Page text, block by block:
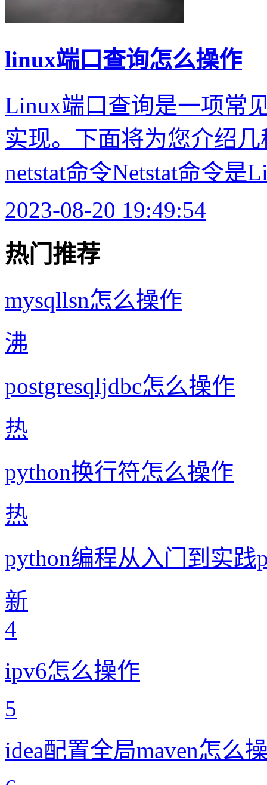
linux端口查询怎么操作
Linux端口查询是一项常
实现。下面将为您介绍
netstat命令Netstat命令是
2023-08-20 19:49:54
热门推荐
mysqllsn怎么操作
沸
postgresqljdbc怎么操作
热
python换行符怎么操作
热
python编程从入门到实践
新
4
ipv6怎么操作
5
idea配置全局maven怎么